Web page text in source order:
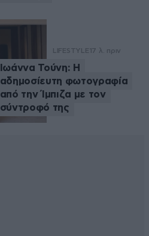
LIFESTYLE 17 λ. πριν
Ιωάννα Τούνη: Η
αδημοσίευτη φωτογραφία
από την Ίμπιζα με τον
σύντροφό της